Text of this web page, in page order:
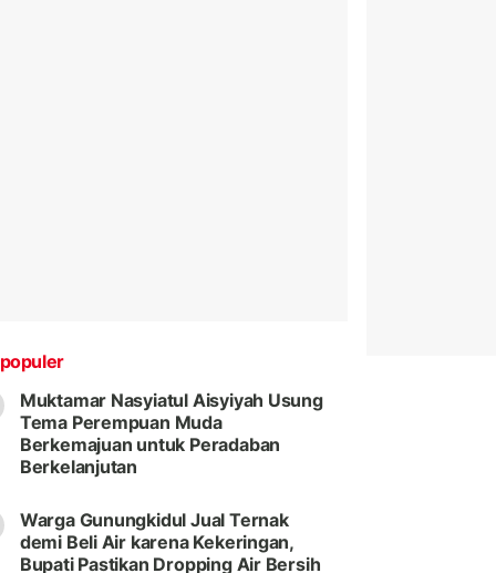
Muktamar Nasyiatul Aisyiyah Usung
Tema Perempuan Muda
Berkemajuan untuk Peradaban
Berkelanjutan
Warga Gunungkidul Jual Ternak
demi Beli Air karena Kekeringan,
Bupati Pastikan Dropping Air Bersih